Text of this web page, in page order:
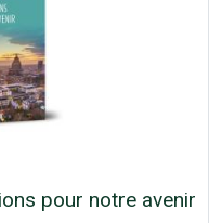
pour notre avenir